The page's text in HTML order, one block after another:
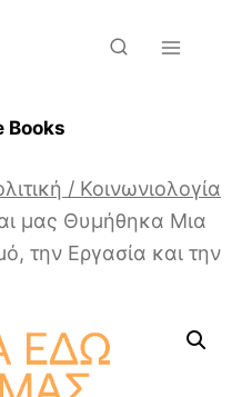
Books
/ Κοινωνιολογία
μας Θυμήθηκα Μια
την Εργασία και την